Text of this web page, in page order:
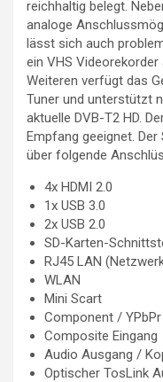
reichhaltig belegt.
analoge
lässt sich auch
ein VHS
Weiteren verfügt das
Tuner und unterstützt
aktuelle DVB-T2 HD.
Empfang geeignet. Der
über folgende
4x HDMI 2.0
1x USB 3.0
2x USB 2.0
SD-Karten-
RJ45 LAN
WLAN
Mini Scart
Component / YPbPr
Composite Eingang
Audio Ausgang /
Optischer TosLink